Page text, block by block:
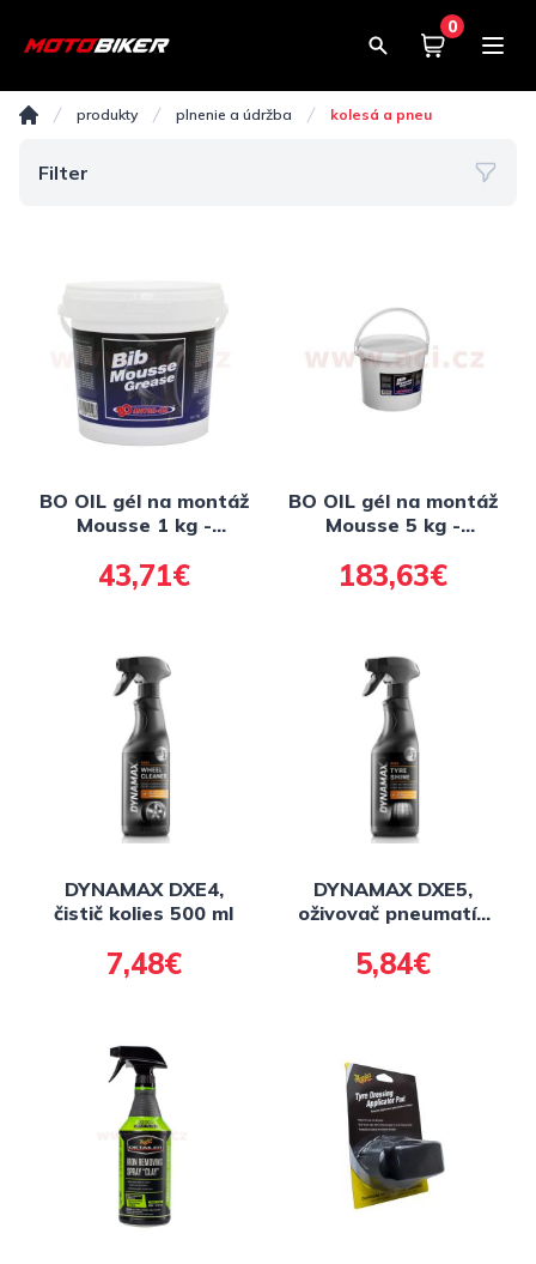
0
Košík 0,00€
Kolesá a pneu
produkty plnenie a údržba kolesá a pneu
Filter
BO OIL gél na montáž
Mousse 1 kg -
43,71€
BO OIL gél na montáž
Mousse 5 kg -
183,63€
DYNAMAX DXE4,
čistič kolies 500 ml
7,48€
DYNAMAX DXE5,
oživovač pneumatík
5,84€